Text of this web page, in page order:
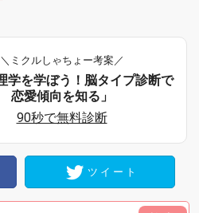
＼ミクルしゃちょー考案／
学を学ぼう！脳タイプ診断で
恋愛傾向を知る」
90秒で無料診断
ツイート